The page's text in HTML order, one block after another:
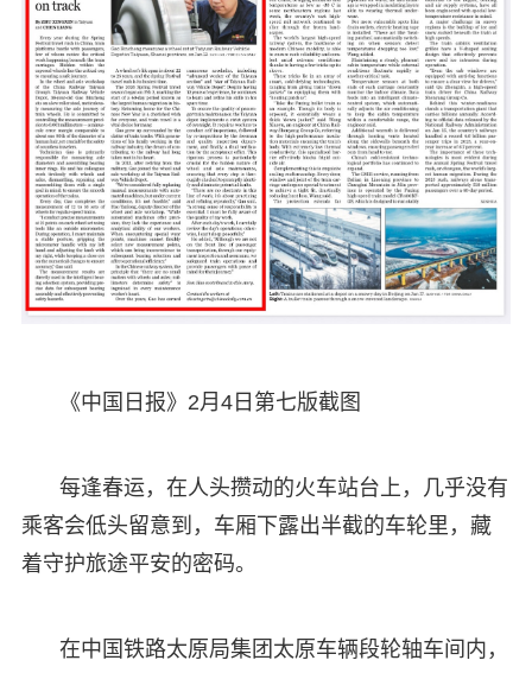
《中国日报》2月4日第七版截图
每逢春运，在人头攒动的火车站台上，几乎没有
乘客会低头留意到，车厢下露出半截的车轮里，藏
着守护旅途平安的密码。
在中国铁路太原局集团太原车辆段轮轴车间内，